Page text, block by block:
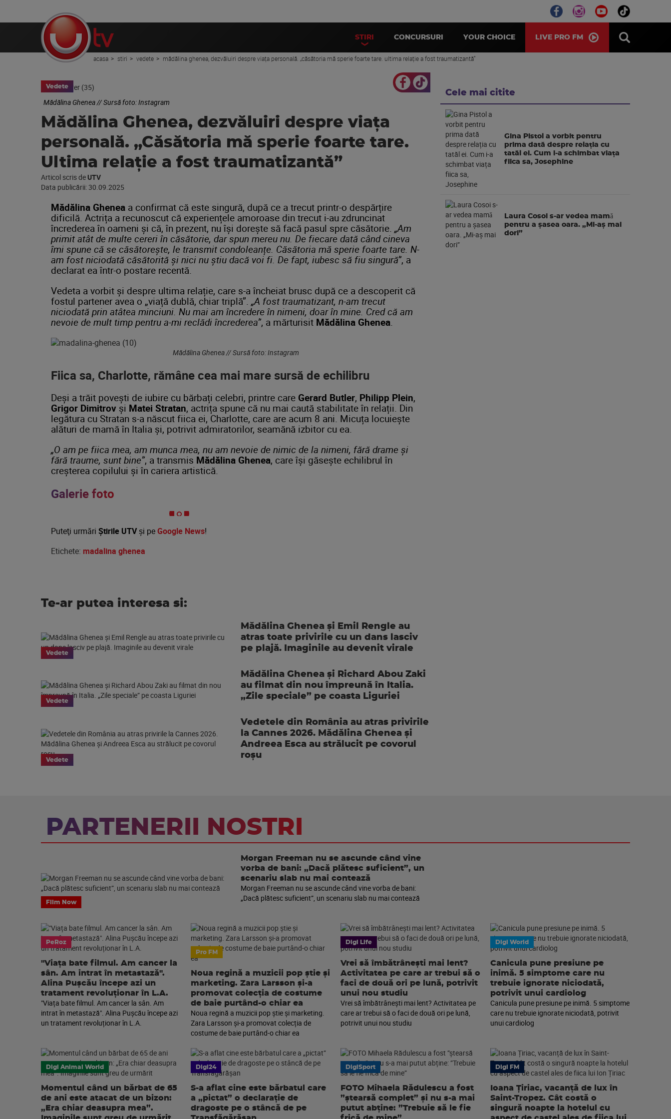
STIRI CONCURSURI YOUR CHOICE LIVE PRO FM
acasa stiri vedete mădălina ghenea, dezvăluiri despre viața personală. „căsătoria mă sperie foarte tare. ultima relație a fost traumatizantă”
Vedete
Mădălina Ghenea // Sursă foto: Instagram
Mădălina Ghenea, dezvăluiri despre viața
personală. „Căsătoria mă sperie foarte tare.
Ultima relație a fost traumatizantă”
Articol scris de UTV
Data publicării: 30.09.2025
Mădălina Ghenea a confirmat că este singură, după ce a trecut printr-o despărțire
dificilă. Actrița a recunoscut că experiențele amoroase din trecut i-au zdruncinat
încrederea în oameni și că, în prezent, nu își dorește să facă pasul spre căsătorie. „Am
primit atât de multe cereri în căsătorie, dar spun mereu nu. De fiecare dată când cineva
îmi spune că se căsătorește, le transmit condoleanțe. Căsătoria mă sperie foarte tare. N-
am fost niciodată căsătorită și nici nu știu dacă voi fi. De fapt, iubesc să fiu singură”, a
declarat ea într-o postare recentă.
Vedeta a vorbit și despre ultima relație, care s-a încheiat brusc după ce a descoperit că
fostul partener avea o „viață dublă, chiar triplă”. „A fost traumatizant, n-am trecut
niciodată prin atâtea minciuni. Nu mai am încredere în nimeni, doar în mine. Cred că am
nevoie de mult timp pentru a-mi reclădi încrederea”, a mărturisit Mădălina Ghenea.
Mădălina Ghenea // Sursă foto: Instagram
Fiica sa, Charlotte, rămâne cea mai mare sursă de echilibru
Deși a trăit povești de iubire cu bărbați celebri, printre care Gerard Butler, Philipp Plein,
Grigor Dimitrov și Matei Stratan, actrița spune că nu mai caută stabilitate în relații. Din
legătura cu Stratan s-a născut fiica ei, Charlotte, care are acum 8 ani. Micuța locuiește
alături de mamă în Italia și, potrivit admiratorilor, seamănă izbitor cu ea.
„O am pe fiica mea, am munca mea, nu am nevoie de nimic de la nimeni, fără drame și
fără traume, sunt bine”, a transmis Mădălina Ghenea, care își găsește echilibrul în
creșterea copilului și în cariera artistică.
Galerie foto
Puteţi urmări Știrile UTVşi peGoogle News!
Etichete: madalina ghenea
Cele mai citite
Gina Pistol a vorbit pentru
prima dată despre relația cu
tatăl ei. Cum i-a schimbat viața
fiica sa, Josephine
Laura Cosoi s-ar vedea mamǎ
pentru a şasea oara. „Mi-aș mai
dori”
Te-ar putea interesa si:
Vedete
Mădălina Ghenea și Emil Rengle au
atras toate privirile cu un dans lasciv
pe plajă. Imaginile au devenit virale
Vedete
Mădălina Ghenea și Richard Abou Zaki
au filmat din nou împreună în Italia.
„Zile speciale” pe coasta Liguriei
Vedete
Vedetele din România au atras privirile
la Cannes 2026. Mădălina Ghenea și
Andreea Esca au strălucit pe covorul
roșu
PARTENERII NOSTRI
Film Now
Morgan Freeman nu se ascunde când vine
vorba de bani: „Dacă plătesc suficient”, un
scenariu slab nu mai contează
Morgan Freeman nu se ascunde când vine vorba de bani:
„Dacă plătesc suficient”, un scenariu slab nu mai contează
PeRoz
"Viața bate filmul. Am cancer la
sân. Am intrat în metastază".
Alina Pușcău începe azi un
tratament revoluționar în L.A.
"Viața bate filmul. Am cancer la sân. Am
intrat în metastază". Alina Pușcău începe azi
un tratament revoluționar în L.A.
Pro FM
Noua regină a muzicii pop știe și
marketing. Zara Larsson și-a
promovat colecția de costume
de baie purtând-o chiar ea
Noua regină a muzicii pop știe și marketing.
Zara Larsson și-a promovat colecția de
costume de baie purtând-o chiar ea
Digi Life
Vrei să îmbătrânești mai lent?
Activitatea pe care ar trebui să o
faci de două ori pe lună, potrivit
unui nou studiu
Vrei să îmbătrânești mai lent? Activitatea pe
care ar trebui să o faci de două ori pe lună,
potrivit unui nou studiu
Digi World
Canicula pune presiune pe
inimă. 5 simptome care nu
trebuie ignorate niciodată,
potrivit unui cardiolog
Canicula pune presiune pe inimă. 5 simptome
care nu trebuie ignorate niciodată, potrivit
unui cardiolog
Digi Animal World
Momentul când un bărbat de 65
de ani este atacat de un bizon:
„Era chiar deasupra mea”.
Digi24
S-a aflat cine este bărbatul care
a „pictat” o declarație de
dragoste pe o stâncă de pe
DigiSport
FOTO Mihaela Rădulescu a fost
”ștearsă complet” și nu s-a mai
putut abține: ”Trebuie să le fie
Digi FM
Ioana Țiriac, vacanță de lux în
Saint-Tropez. Cât costă o
singură noapte la hotelul cu